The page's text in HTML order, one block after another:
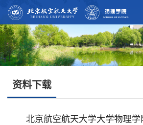
资料下载
北京航空航天大学大学物理